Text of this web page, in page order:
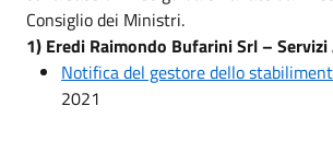
Consiglio dei Ministri.
1) Eredi Raimondo Bufarini Srl –
Notifica del gestore dello
2021